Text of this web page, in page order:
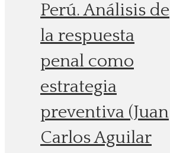
Perú. Análisis de
la respuesta
penal como
estrategia
preventiva (Juan
Carlos Aguilar